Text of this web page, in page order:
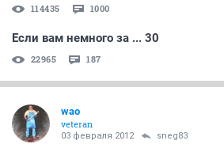
114435 1000
Если вам немного за ... 30
22965 187
wao
veteran
03 февраля 2012 sneg83